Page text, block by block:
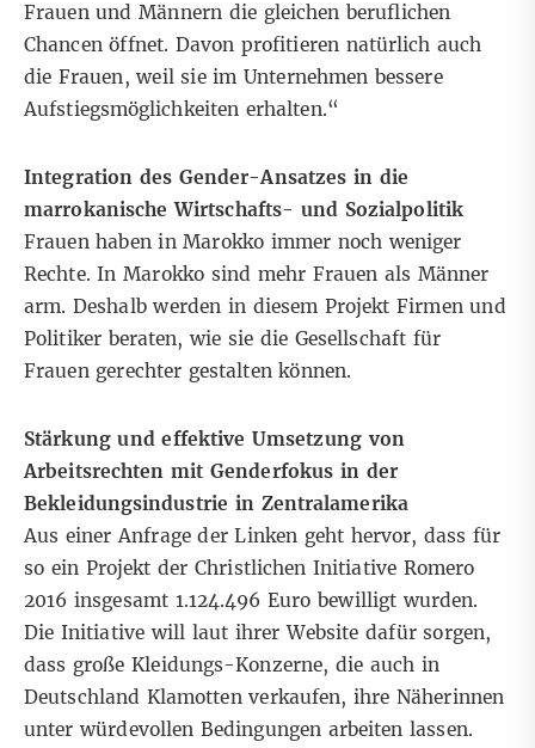
Frauen und Männern die gleichen beruflichen
Chancen öffnet. Davon profitieren natürlich auch
die Frauen, weil sie im Unternehmen bessere
Aufstiegsmöglichkeiten erhalten.“
Integration des Gender-Ansatzes in die
marrokanische Wirtschafts- und Sozialpolitik
Frauen haben in Marokko immer noch weniger
Rechte. In Marokko sind mehr Frauen als Männer
arm. Deshalb werden in diesem Projekt Firmen und
Politiker beraten, wie sie die Gesellschaft für
Frauen gerechter gestalten können.
Stärkung und effektive Umsetzung von
Arbeitsrechten mit Genderfokus in der
Bekleidungsindustrie in Zentralamerika
Aus einerAnfrage der Linken geht hervor, dass für
so ein Projekt derChristlichen Initiative Romero
2016 insgesamt 1.124.496 Euro bewilligt wurden.
Die Initiative will laut ihrer Website dafür sorgen,
dass große Kleidungs-Konzerne, die auch in
Deutschland Klamotten verkaufen, ihre Näherinnen
unter würdevollen Bedingungen arbeiten lassen.